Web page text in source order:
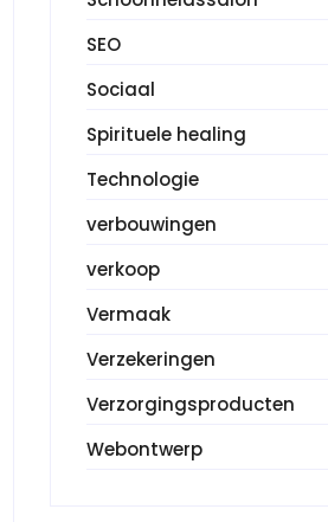
SEO
Sociaal
Spirituele healing
Technologie
verbouwingen
verkoop
Vermaak
Verzekeringen
Verzorgingsproducten
Webontwerp